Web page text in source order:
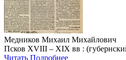
Медников Михаил Михайлович
Псков XVIII – XIX вв :
Читать Подробнее